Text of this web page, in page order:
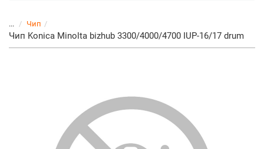
... Чип
Чип Konica Minolta bizhub 3300/4000/4700 IUP-16/17 drum